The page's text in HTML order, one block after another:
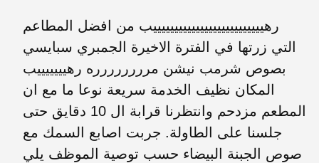
رهييييييييييييييييييييييييييب من افضل المطاعم
التي زرتها في الفترة الاخيرة الجمبري سبايسي
بصوص شرمب نيشن مرررررررره رهيييييييب
المكان نظيف الخدمة سريعة نوعا ما مع ان
المطعم مزدحم وانتظرنا قرابة ال 10 دقايق حتى
جلسنا على الطاولة. جربت اصابع السمك مع
صوص الجبنة البيضاء حسب توصية الموظف يلي